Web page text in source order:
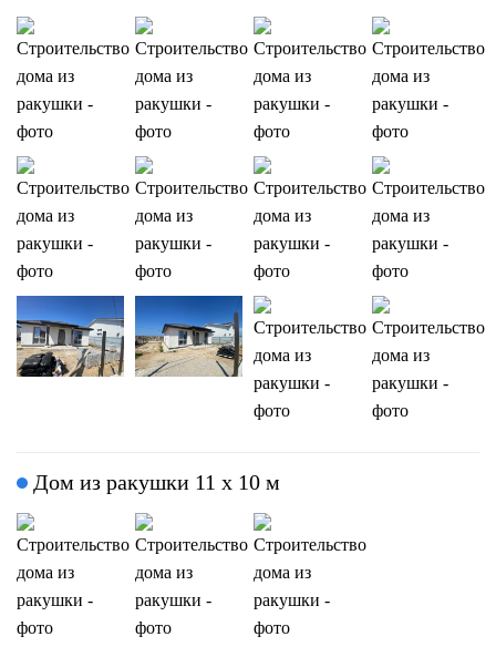
Дом из ракушки 11 х 10 м